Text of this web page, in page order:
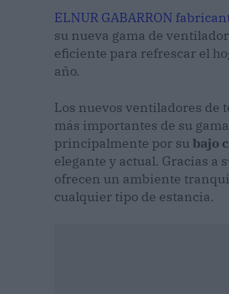
ELNUR GABARRON
su nueva gama de
eficiente para refrescar el
año.
Los nuevos ventiladores de
más importantes de su
principalmente por subajo
elegante y actual. Gracias a
ofrecen un ambiente
cualquier tipo de estancia.